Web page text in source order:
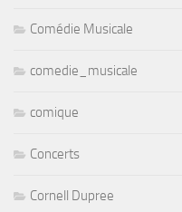
Comédie Musicale
comedie_musicale
comique
Concerts
Cornell Dupree